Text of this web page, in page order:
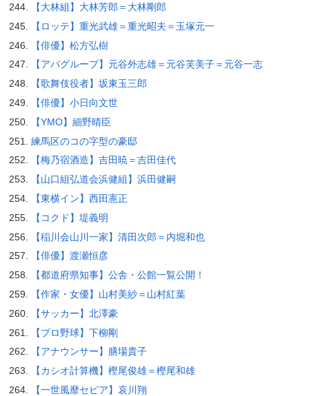
【大林組】大林芳郎＝大林剛郎
【ロッテ】重光武雄＝重光昭夫＝玉塚元一
【俳優】松方弘樹
【アパグループ】元谷外志雄＝元谷芙美子＝元谷一志
【歌舞伎役者】坂東玉三郎
【俳優】小日向文世
【YMO】細野晴臣
練馬区のコの字型の豪邸
【梅乃宿酒造】吉田暁＝吉田佳代
【山口組弘道会浜健組】浜田健嗣
【東横イン】西田憲正
【コクド】堤義明
【稲川会山川一家】清田次郎＝内堀和也
【俳優】渡瀬恒彦
【都道府県知事】公舎・公館一覧公開！
【作家・女優】山村美紗＝山村紅葉
【サッカー】北澤豪
【プロ野球】下柳剛
【アナウンサー】膳場貴子
【カシオ計算機】樫尾俊雄＝樫尾和雄
【一世風靡セピア】哀川翔